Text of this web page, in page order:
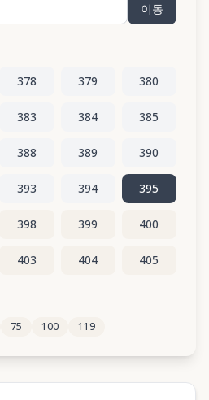
이동
378 379 380
383 384 385
388 389 390
393 394 395
398 399 400
403 404 405
413 414
75 100 119